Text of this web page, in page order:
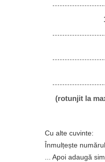
(rotunjit la
Cu alte cuvinte:
Înmulțește
... Apoi adaugă